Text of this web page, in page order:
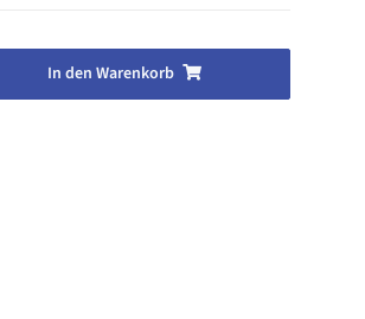
In den Warenkorb